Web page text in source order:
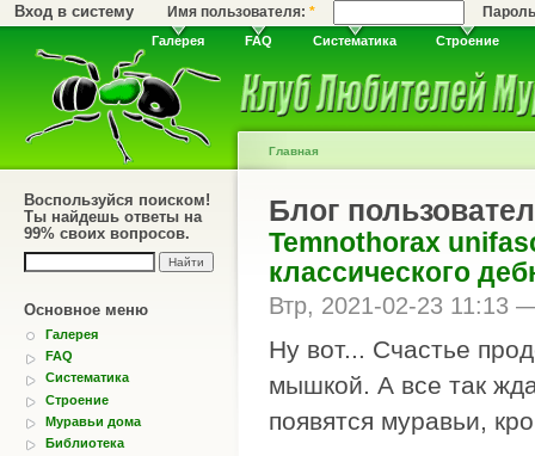
Вход в систему Имя пользователя:*
Галерея FAQ Систематика Строение
Воспользуйся поиском!
Ты найдешь ответы на
99% своих вопросов.
Основное меню
Галерея
FAQ
Систематика
Строение
Муравьи дома
Библиотека
Главная
Блог
Temnothorax
классического
Втр, 2021-02-23 11:13
Ну вот... Счастье
мышкой. А все так
появятся муравьи,